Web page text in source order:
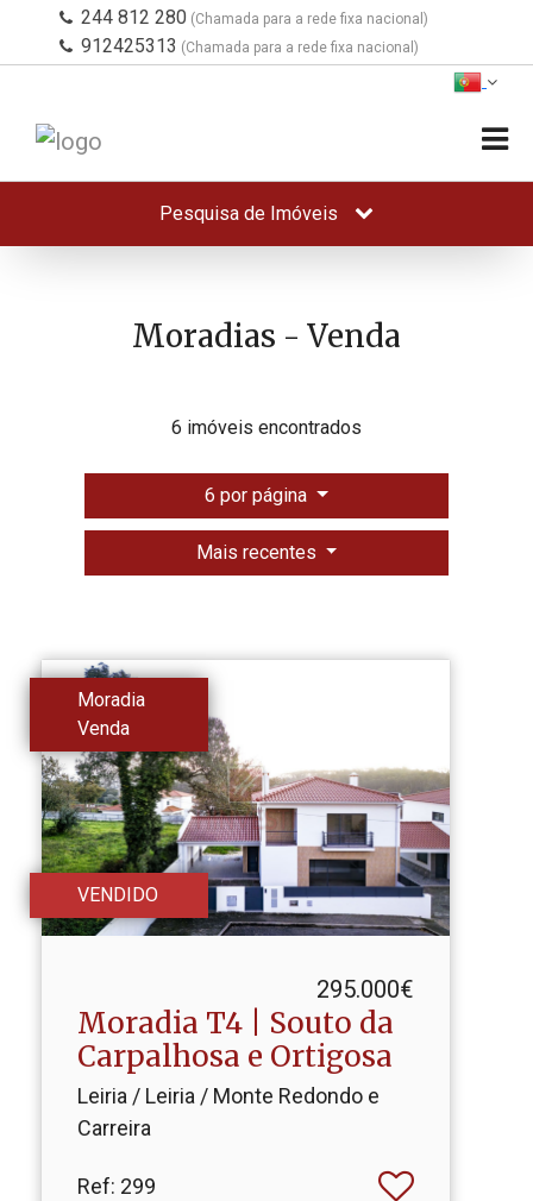
244 812 280 (Chamada para a rede fixa nacional)
912425313 (Chamada para a rede fixa nacional)
Pesquisa de Imóveis
Moradias - Venda
6 imóveis encontrados
6 por página
Mais recentes
Moradia
Venda
VENDIDO
295.000€
Moradia T4 | Souto da
Carpalhosa e Ortigosa
Leiria / Leiria / Monte Redondo e
Carreira
Ref: 299